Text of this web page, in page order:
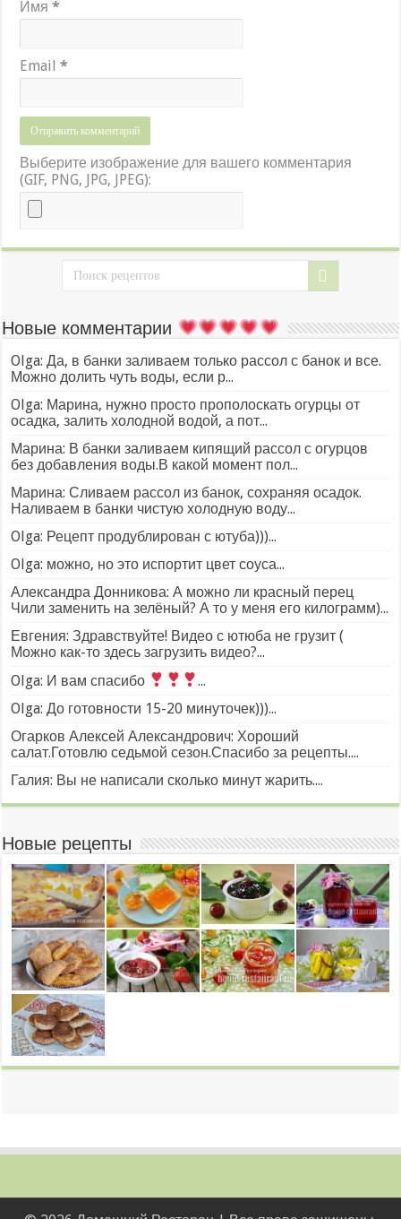
Имя*
Email*
Выберите изображение для вашего комментария
(GIF, PNG, JPG, JPEG):
Новые комментарии
Olga: Да, в банки заливаем только рассол с банок и все.
Можно долить чуть воды, если р...
Olga: Марина, нужно просто прополоскать огурцы от
осадка, залить холодной водой, а пот...
Марина: В банки заливаем кипящий рассол с огурцов
без добавления воды.В какой момент пол...
Марина: Сливаем рассол из банок, сохраняя осадок.
Наливаем в банки чистую холодную воду...
Olga: Рецепт продублирован с ютуба)))...
Olga: можно, но это испортит цвет соуса...
Александра Донникова: А можно ли красный перец
Чили заменить на зелёный? А то у меня его килограмм)...
Евгения: Здравствуйте! Видео с ютюба не грузит (
Можно как-то здесь загрузить видео?...
Olga: И вам спасибо
...
Olga: До готовности 15-20 минуточек)))...
Огарков Алексей Александрович: Хороший
салат.Готовлю седьмой сезон.Спасибо за рецепты....
Галия: Вы не написали сколько минут жарить....
Новые рецепты